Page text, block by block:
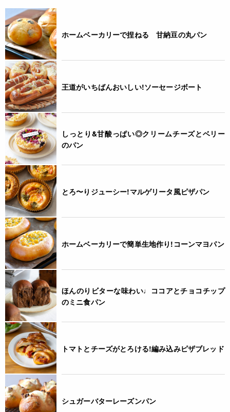
ホームベーカリーで捏ねる 甘納豆の丸パン
王道がいちばんおいしい!ソーセージボート
しっとり&甘酸っぱい◎クリームチーズとベリー
のパン
とろ〜りジューシー!マルゲリータ風ピザパン
ホームベーカリーで簡単生地作り!コーンマヨパン
ほんのりビターな味わい♩ココアとチョコチップ
のミニ食パン
トマトとチーズがとろける!編み込みピザブレッド
シュガーバターレーズンパン